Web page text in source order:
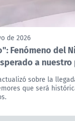
de 2026
Fenómeno del
a nuestro
sobre la
que será